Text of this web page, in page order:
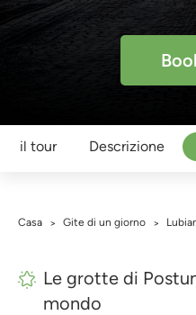
il tour Descrizione
Casa > Gite di un giorno >
Le grotte di
mondo